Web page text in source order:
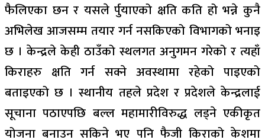
फैलिएका छन र यसले र्पुयाएको क्षति कति हो भन्ने कुनै
अभिलेख आजसम्म तयार गर्न नसकिएको विभागको भनाइ
छ । केन्द्रले केही ठाउँको स्थलगत अनुगमन गरेको र त्यहाँ
किराहरु क्षति गर्न सक्ने अवस्थामा रहेको पाइएको
बताइएको छ । स्थानीय तहले प्रदेश र प्रदेशले केन्द्रलाई
सूचाना पठाएपछि बल्ल महामारीविरुद्ध लड्ने एकीकृत
योजना बनाउन सकिने भए पनि फैजी किराको केशमा